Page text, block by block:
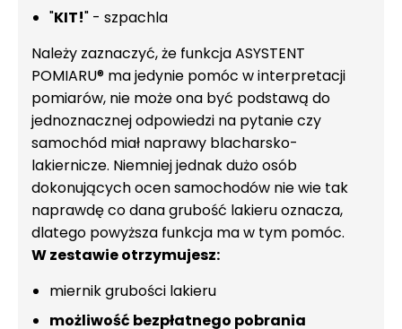
"KIT!" - szpachla
Należy zaznaczyć, że funkcja ASYSTENT
POMIARU® ma jedynie pomóc w interpretacji
pomiarów, nie może ona być podstawą do
jednoznacznej odpowiedzi na pytanie czy
samochód miał naprawy blacharsko-
lakiernicze. Niemniej jednak dużo osób
dokonujących ocen samochodów nie wie tak
naprawdę co dana grubość lakieru oznacza,
dlatego powyższa funkcja ma w tym pomóc.
W zestawie otrzymujesz:
miernik grubości lakieru
możliwość bezpłatnego pobrania